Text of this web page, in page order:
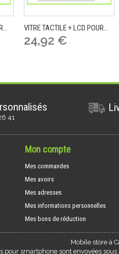
VITRE TACTILE + LCD POUR...
24,92 €
41
Mon compte
Mes commandes
Mes avoirs
Mes adresses
Mes informations personnelles
Mes bons de réduction
Mobile store à
pour smartphone sont envoyées